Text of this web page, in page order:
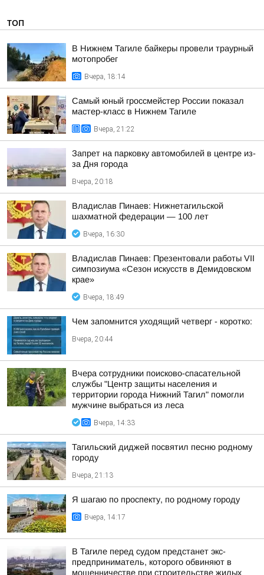
ТОП
В Нижнем Тагиле байкеры провели траурный
мотопробег
Вчера, 18:14
Самый юный гроссмейстер России показал
мастер-класс в Нижнем Тагиле
Вчера, 21:22
Запрет на парковку автомобилей в центре из-
за Дня города
Вчера, 20:18
Владислав Пинаев: Нижнетагильской
шахматной федерации — 100 лет
Вчера, 16:30
Владислав Пинаев: Презентовали работы VII
симпозиума «Сезон искусств в Демидовском
крае»
Вчера, 18:49
Чем запомнится уходящий четверг - коротко:
Вчера, 20:44
Вчера сотрудники поисково-спасательной
службы "Центр защиты населения и
территории города Нижний Тагил" помогли
мужчине выбраться из леса
Вчера, 14:33
Тагильский диджей посвятил песню родному
городу
Вчера, 21:13
Я шагаю по проспекту, по родному городу
Вчера, 14:17
В Тагиле перед судом предстанет экс-
предприниматель, которого обвиняют в
мошенничестве при строительстве жилых